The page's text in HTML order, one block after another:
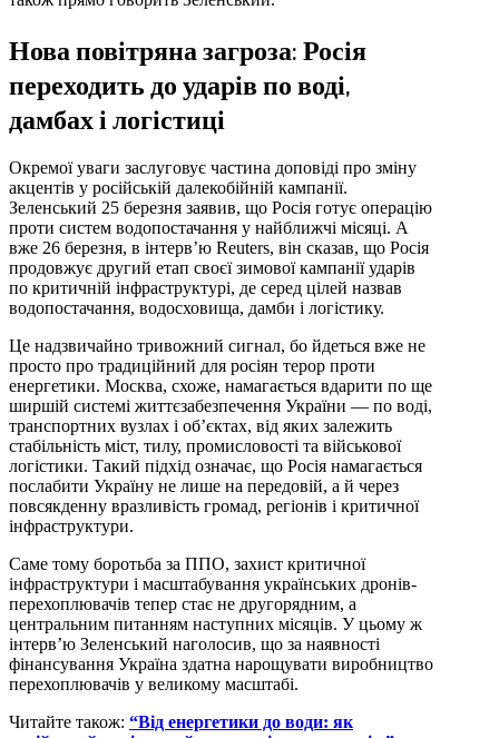
Нова повітряна загроза: Росія
переходить до ударів по воді,
дамбах і логістиці
Окремої уваги заслуговує частина доповіді про зміну
акцентів у російській далекобійній кампанії.
Зеленський 25 березня заявив, що Росія готує операцію
проти систем водопостачання у найближчі місяці. А
вже 26 березня, в інтерв’ю Reuters, він сказав, що Росія
продовжує другий етап своєї зимової кампанії ударів
по критичній інфраструктурі, де серед цілей назвав
водопостачання, водосховища, дамби і логістику.
Це надзвичайно тривожний сигнал, бо йдеться вже не
просто про традиційний для росіян терор проти
енергетики. Москва, схоже, намагається вдарити по ще
ширшій системі життєзабезпечення України — по воді,
транспортних вузлах і об’єктах, від яких залежить
стабільність міст, тилу, промисловості та військової
логістики. Такий підхід означає, що Росія намагається
послабити Україну не лише на передовій, а й через
повсякденну вразливість громад, регіонів і критичної
інфраструктури.
Саме тому боротьба за ППО, захист критичної
інфраструктури і масштабування українських дронів-
перехоплювачів тепер стає не другорядним, а
центральним питанням наступних місяців. У цьому ж
інтерв’ю Зеленський наголосив, що за наявності
фінансування Україна здатна нарощувати виробництво
перехоплювачів у великому масштабі.
Читайте також: “Від енергетики до води: як